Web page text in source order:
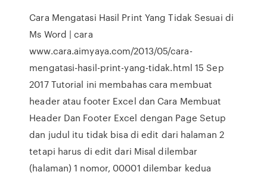
Cara Mengatasi Hasil Print Yang Tidak Sesuai di
Ms Word | cara
www.cara.aimyaya.com/2013/05/cara-
mengatasi-hasil-print-yang-tidak.html 15 Sep
2017 Tutorial ini membahas cara membuat
header atau footer Excel dan Cara Membuat
Header Dan Footer Excel dengan Page Setup
dan judul itu tidak bisa di edit dari halaman 2
tetapi harus di edit dari Misal dilembar
(halaman) 1 nomor, 00001 dilembar kedua